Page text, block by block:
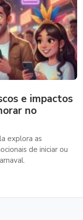
e impactos
no
explora as
de iniciar ou